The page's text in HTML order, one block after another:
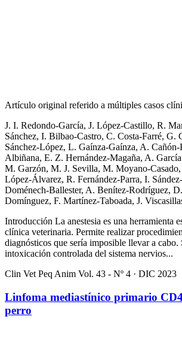
Artículo original referido a múltiples casos
J. I. Redondo-García, J. López-Castillo, R.
Sánchez, I. Bilbao-Castro, C. Costa-Farré, G.
Sánchez-López, L. Gaínza-Gaínza, A.
Albiñana, E. Z. Hernández-Magaña, A.
M. Garzón, M. J. Sevilla, M. Moyano-
López-Álvarez, R. Fernández-Parra, I.
Doménech-Ballester, A. Benítez-Rodríguez,
Domínguez, F. Martínez-Taboada, J.
Introducción La anestesia es una herramienta
clínica veterinaria. Permite realizar
diagnósticos que sería imposible llevar a cabo.
intoxicación controlada del sistema nervios...
Clin Vet Peq Anim Vol. 43 - Nº 4 · DIC 2023
Linfoma mediastínico primario
perro